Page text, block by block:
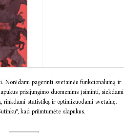
Norėdami pagerinti svetainės funkcionalumą ir
prisijungimo duomenims įsiminti, siekdami
rinkdami statistiką ir optimizuodami svetainę.
kad priimtumėte slapukus.